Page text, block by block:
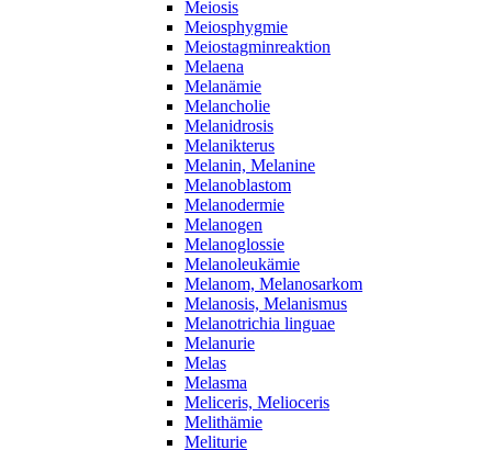
Meiosis
Meiosphygmie
Meiostagminreaktion
Melaena
Melanämie
Melancholie
Melanidrosis
Melanikterus
Melanin, Melanine
Melanoblastom
Melanodermie
Melanogen
Melanoglossie
Melanoleukämie
Melanom, Melanosarkom
Melanosis, Melanismus
Melanotrichia linguae
Melanurie
Melas
Melasma
Meliceris, Melioceris
Melithämie
Meliturie